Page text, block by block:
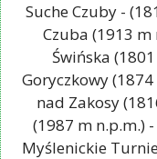
Suche Czuby -
Czuba (1913 m
Świńska
Goryczkowy (1874
nad Zakosy
(1987 m n.p.m.)
Myślenickie